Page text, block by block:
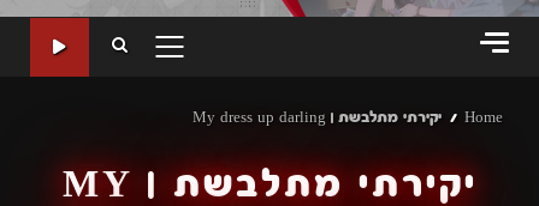
PRIMARY
Home יקירתי מתלבשת | My dress up darling
יקירתי מתלבשת | MY